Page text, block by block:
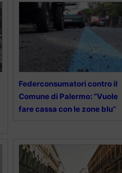
Federconsumatori contro il
Comune di Palermo: “Vuole
fare cassa con le zone blu”